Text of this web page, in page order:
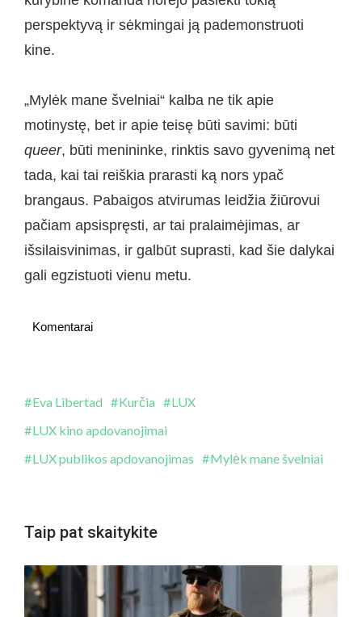
perspektyvą ir sėkmingai ją pademonstruoti
kine.
„Mylėk mane švelniai“ kalba ne tik apie
motinystę, bet ir apie teisę būti savimi: būti
queer, būti menininke, rinktis savo gyvenimą net
tada, kai tai reiškia prarasti ką nors ypač
brangaus. Pabaigos atvirumas leidžia žiūrovui
pačiam apsispręsti, ar tai pralaimėjimas, ar
išsilaisvinimas, ir galbūt suprasti, kad šie dalykai
gali egzistuoti vienu metu.
Komentarai
Eva Libertad Kurčia
LUX
LUX kino apdovanojimai
LUX publikos apdovanojimas
Mylėk mane švelniai
Taip pat skaitykite